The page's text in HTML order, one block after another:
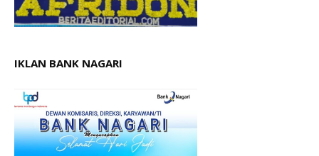
IKLAN BANK NAGARI